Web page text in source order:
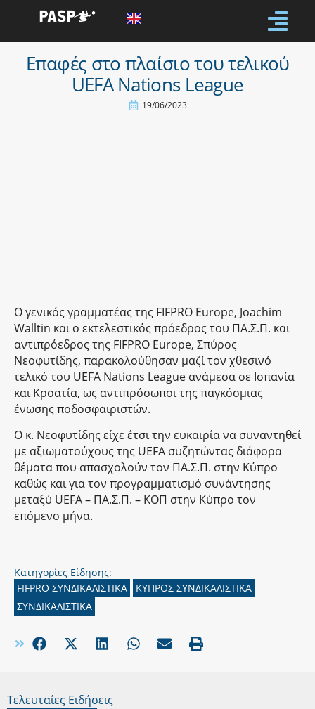
Επαφές στο πλαίσιο του τελικού
UEFA Nations League
19/06/2023
Ο γενικός γραμματέας της FIFPRO Europe, Joachim
Walltin και ο εκτελεστικός πρόεδρος του ΠΑ.Σ.Π. και
αντιπρόεδρος της FIFPRO Europe, Σπύρος
Νεοφυτίδης, παρακολούθησαν μαζί τον χθεσινό
τελικό του UEFA Nations League ανάμεσα σε Ισπανία
και Κροατία, ως αντιπρόσωποι της παγκόσμιας
ένωσης ποδοσφαιριστών.
Ο κ. Νεοφυτίδης είχε έτσι την ευκαιρία να συναντηθεί
με αξιωματούχους της UEFA συζητώντας διάφορα
θέματα που απασχολούν τον ΠΑ.Σ.Π. στην Κύπρο
καθώς και για τον προγραμματισμό συνάντησης
μεταξύ UEFA – ΠΑ.Σ.Π. – ΚΟΠ στην Κύπρο τον
επόμενο μήνα.
Κατηγορίες Είδησης:
FIFPRO ΣΥΝΔΙΚΑΛΙΣΤΙΚΑ
ΚΥΠΡΟΣ ΣΥΝΔΙΚΑΛΙΣΤΙΚΑ
ΣΥΝΔΙΚΑΛΙΣΤΙΚΑ
Τελευταίες Ειδήσεις